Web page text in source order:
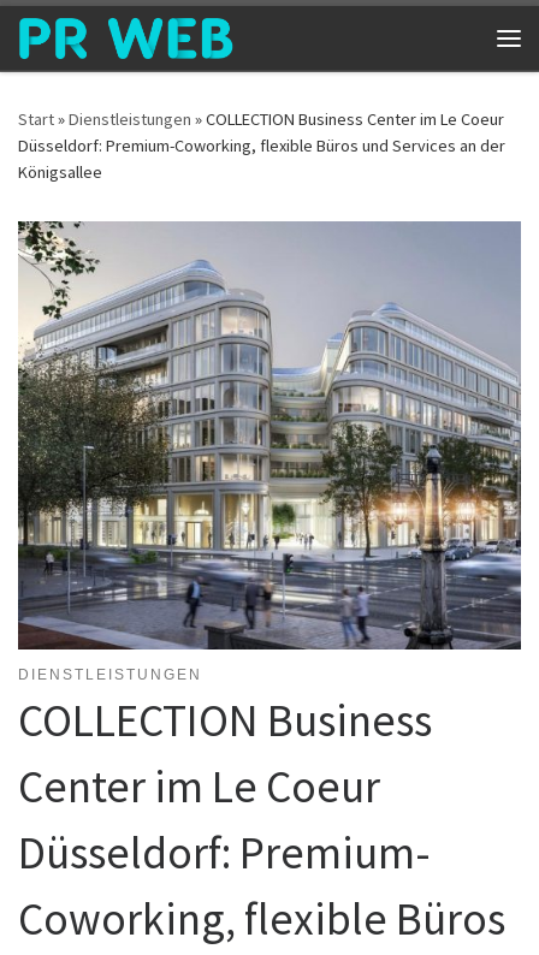
Zum Inhalt springen
Start»Dienstleistungen »COLLECTION Business Center im Le Coeur
Düsseldorf: Premium-Coworking, flexible Büros und Services an der
Königsallee
DIENSTLEISTUNGEN
COLLECTION Business
Center im Le Coeur
Düsseldorf: Premium-
Coworking, flexible Büros